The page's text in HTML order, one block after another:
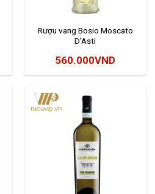
Rượu vang Bosio Moscato
D’Asti
560.000VND